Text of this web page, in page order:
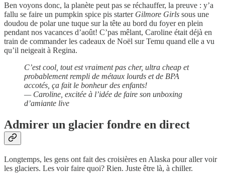
Ben voyons donc, la planète peut pas se réchauffer, la preuve : y’a
fallu se faire un pumpkin spice pis starter Gilmore Girls sous une
doudou de polar une tuque sur la tête au bord du foyer en plein
pendant nos vacances d’août! C’pas mêlant, Caroline était déjà en
train de commander les cadeaux de Noël sur Temu quand elle a vu
qu’il neigeait à Regina.
C’est cool, tout est vraiment pas cher, ultra cheap et
probablement rempli de métaux lourds et de BPA
accotés, ça fait le bonheur des enfants!
— Caroline, excitée à l’idée de faire son unboxing
d’amiante live
Admirer un glacier fondre en direct
Longtemps, les gens ont fait des croisières en Alaska pour aller voir
les glaciers. Les voir faire quoi? Rien. Juste être là, à chiller.